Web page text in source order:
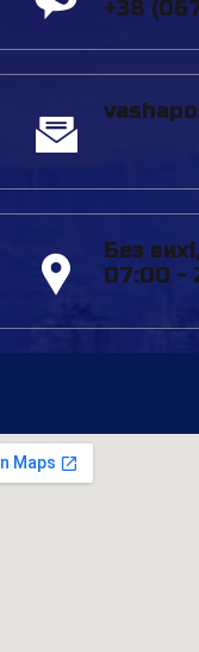
+38
Без
07:00 -